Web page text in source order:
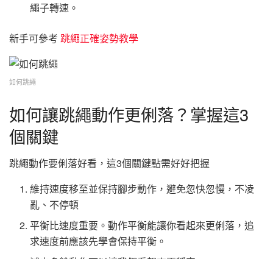
繩子轉速。
新手可參考 跳繩正確姿勢教學
如何跳繩
如何讓跳繩動作更俐落？掌握這3
個關鍵
跳繩動作要俐落好看，這3個關鍵點需好好把握
維持速度移至並保持腳步動作，避免忽快忽慢，不凌
亂、不停頓
平衡比速度重要。動作平衡能讓你看起來更俐落，追
求速度前應該先學會保持平衡。